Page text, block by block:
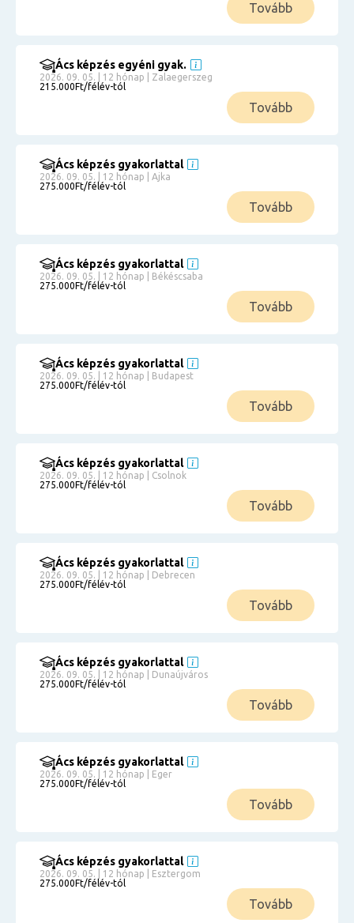
Tovább
Ács képzés egyéni gyak.
2026. 09. 05. | 12 hónap | Zalaegerszeg
215.000Ft/félév-tól
Tovább
Ács képzés gyakorlattal
2026. 09. 05. | 12 hónap | Ajka
275.000Ft/félév-tól
Tovább
Ács képzés gyakorlattal
2026. 09. 05. | 12 hónap | Békéscsaba
275.000Ft/félév-tól
Tovább
Ács képzés gyakorlattal
2026. 09. 05. | 12 hónap | Budapest
275.000Ft/félév-tól
Tovább
Ács képzés gyakorlattal
2026. 09. 05. | 12 hónap | Csolnok
275.000Ft/félév-tól
Tovább
Ács képzés gyakorlattal
2026. 09. 05. | 12 hónap | Debrecen
275.000Ft/félév-tól
Tovább
Ács képzés gyakorlattal
2026. 09. 05. | 12 hónap | Dunaújváros
275.000Ft/félév-tól
Tovább
Ács képzés gyakorlattal
2026. 09. 05. | 12 hónap | Eger
275.000Ft/félév-tól
Tovább
Ács képzés gyakorlattal
2026. 09. 05. | 12 hónap | Esztergom
275.000Ft/félév-tól
Tovább